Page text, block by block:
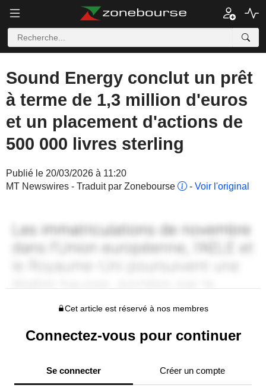
Sound Energy conclut un prêt
à terme de 1,3 million d'euros
et un placement d'actions de
500 000 livres sterling
Publié le 20/03/2026 à 11:20
MT Newswires - Traduit par Zonebourse
- Voir l'original
Cet article est réservé à nos membres
Connectez-vous pour continuer
Se connecter Créer un compte